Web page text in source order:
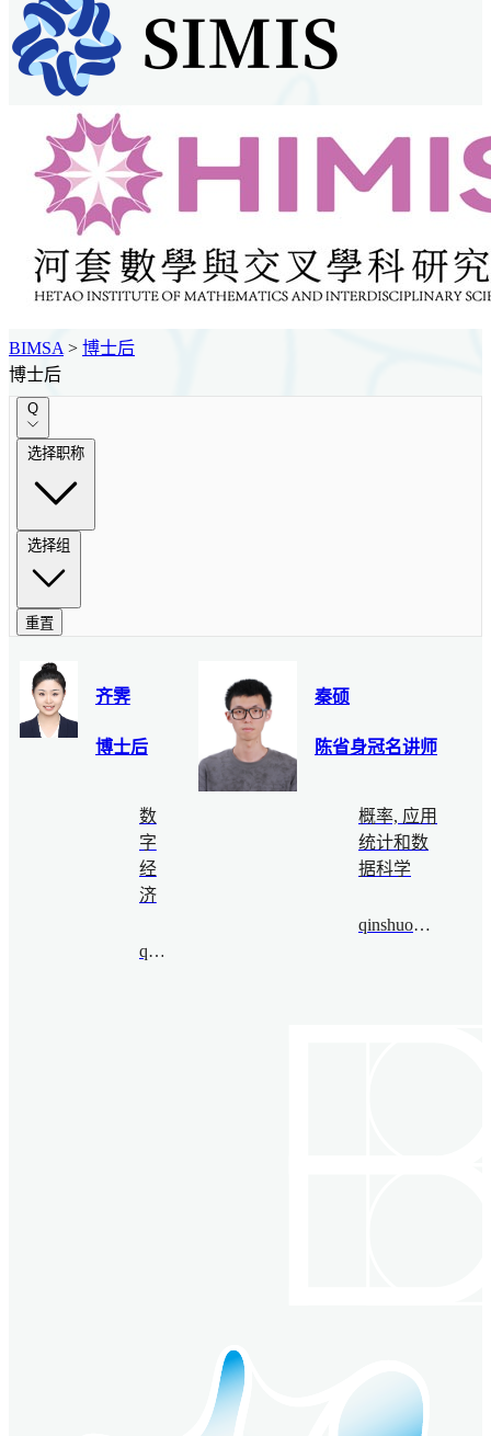
BIMSA > 博士后
博士后
Q
选择职称
选择组
重置
齐霁
博士后
数
字
经
济
qiji@bimsa.cn
秦硕
陈省身冠名讲师
概率, 应用
统计和数
据科学
qinshuo@bimsa.cn